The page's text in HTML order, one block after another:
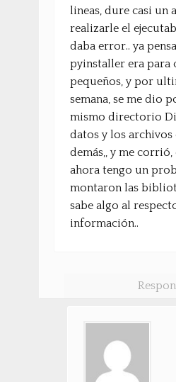
lineas, dure casi un
realizarle el
daba error.. ya
pyinstaller era para
pequeños, y por
semana, se me dio
mismo directorio
datos y los archivos
demás,, y me corrió,
ahora tengo un
montaron las
sabe algo al
información..